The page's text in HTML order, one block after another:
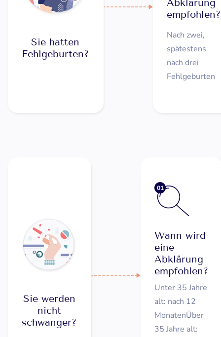
Sie hatten
Fehlgeburten?
Abklärung
empfohlen?
Nach zwei,
spätestens
nach drei
Fehlgeburten
Sie werden
nicht
schwanger?
Wann wird
eine
Abklärung
empfohlen?
Unter 35 Jahre
alt: nach 12
MonatenÜber
35 Jahre alt:
01